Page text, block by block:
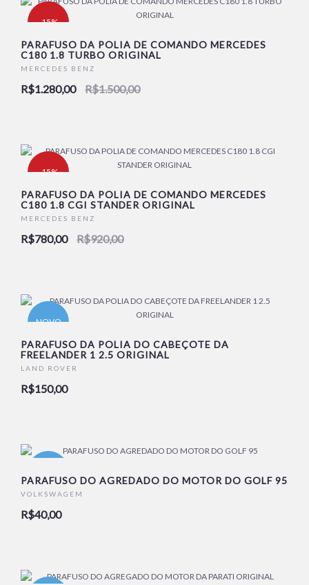
-15%
NOVO
PARAFUSO DA POLIA DE COMANDO MERCEDES
C180 1.8 TURBO ORIGINAL
MERCEDES BENZ
R$1.280,00 R$1.500,00
-15%
NOVO
PARAFUSO DA POLIA DE COMANDO MERCEDES
C180 1.8 CGI STANDER ORIGINAL
MERCEDES BENZ
R$780,00 R$920,00
NOVO
PARAFUSO DA POLIA DO CABEÇOTE DA
FREELANDER 1 2.5 ORIGINAL
LAND ROVER
R$150,00
PARAFUSO DO AGREDADO DO MOTOR DO GOLF 95
VOLKSWAGEM
R$40,00